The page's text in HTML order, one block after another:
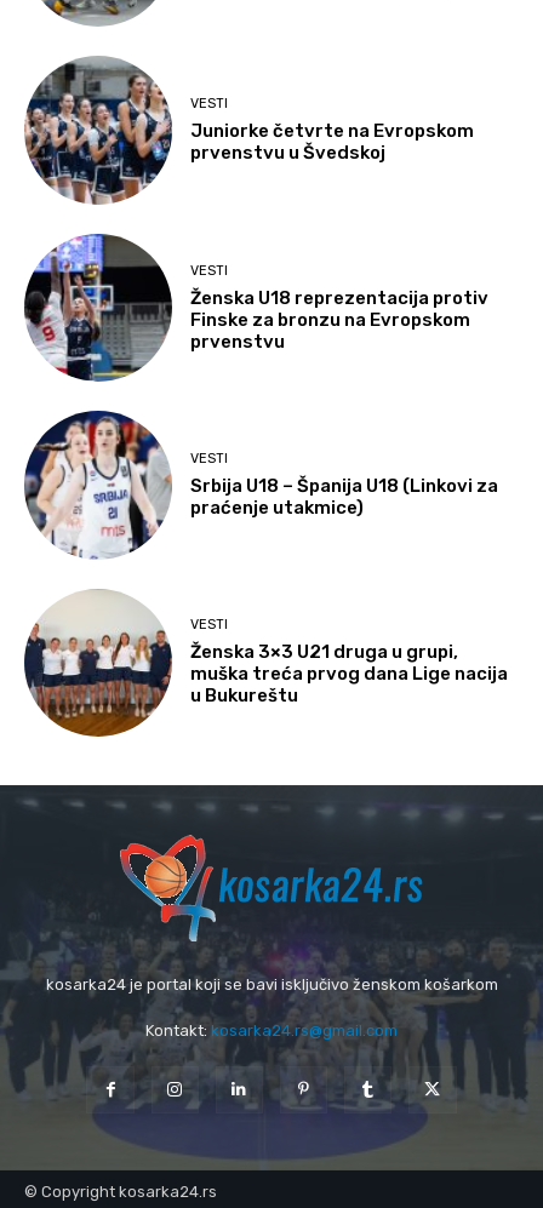
VESTI
Juniorke četvrte na Evropskom
prvenstvu u Švedskoj
VESTI
Ženska U18 reprezentacija protiv
Finske za bronzu na Evropskom
prvenstvu
VESTI
Srbija U18 – Španija U18 (Linkovi za
praćenje utakmice)
VESTI
Ženska 3×3 U21 druga u grupi,
muška treća prvog dana Lige nacija
u Bukureštu
kosarka24 je portal koji se bavi isključivo ženskom košarkom
Kontakt: kosarka24.rs@gmail.com
© Copyright kosarka24.rs